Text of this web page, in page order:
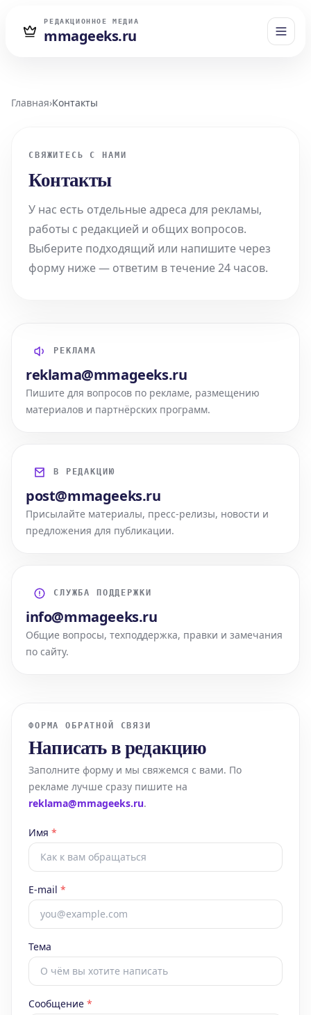
РЕДАКЦИОННОЕ МЕДИА
mmageeks.ru
Главная›Контакты
СВЯЖИТЕСЬ С НАМИ
Контакты
У нас есть отдельные адреса для рекламы,
работы с редакцией и общих вопросов.
Выберите подходящий или напишите через
форму ниже — ответим в течение 24 часов.
РЕКЛАМА
reklama@mmageeks.ru
Пишите для вопросов по рекламе, размещению
материалов и партнёрских программ.
В РЕДАКЦИЮ
post@mmageeks.ru
Присылайте материалы, пресс-релизы, новости и
предложения для публикации.
СЛУЖБА ПОДДЕРЖКИ
info@mmageeks.ru
Общие вопросы, техподдержка, правки и замечания
по сайту.
ФОРМА ОБРАТНОЙ СВЯЗИ
Написать в редакцию
Заполните форму и мы свяжемся с вами. По
рекламе лучше сразу пишите на
reklama@mmageeks.ru.
Имя *
E-mail *
Тема
Сообщение *